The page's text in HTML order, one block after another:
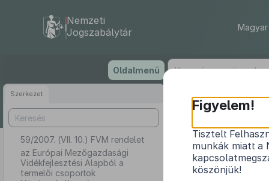
tartalomra
Nemzeti
Jogszabálytár
Oldalmenü
Szerkezet
59/2007. (VII. 10.) FVM rendelet
az Európai Mezőgazdasági
Vidékfejlesztési Alapból a
termelői csoportok
az
Figyelem!
Tisztelt
munkák miatt a
köszönjük!